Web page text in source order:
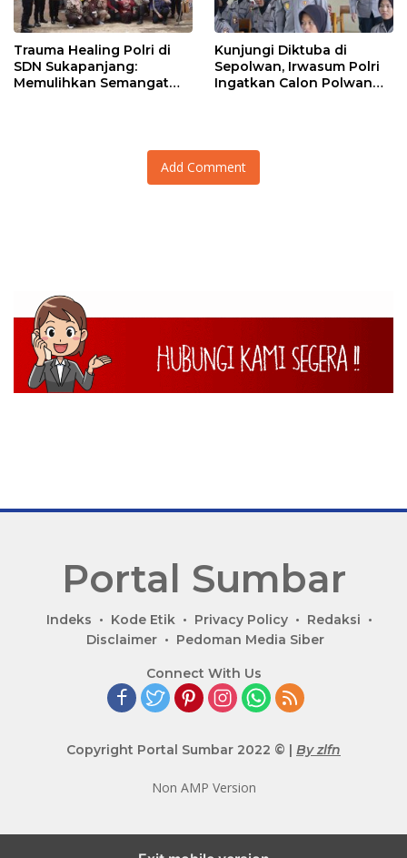
Trauma Healing Polri di
SDN Sukapanjang:
Memulihkan Semangat
Kunjungi Diktuba di
Sepolwan, Irwasum Polri
Ingatkan Calon Polwan
Add Comment
Portal Sumbar
a
Indeks Kode Etik Privacy Policy
Redaksi
Disclaimer
Pedoman Media Siber
Connect With Us
Copyright Portal Sumbar 2022 © | By zlfn
Non AMP Version